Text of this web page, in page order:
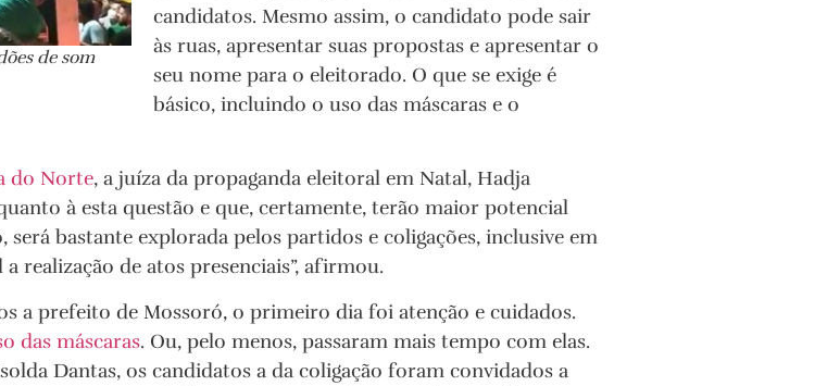
de som
candidatos. Mesmo assim, o candidato pode sair
às ruas, apresentar suas propostas e apresentar o
seu nome para o eleitorado. O que se exige é
básico, incluindo o uso das máscaras e o
do Norte, a juíza da propaganda eleitoral em Natal, Hadja
à esta questão e que, certamente, terão maior potencial
será bastante explorada pelos partidos e coligações, inclusive em
realização de atos presenciais”, afirmou.
a prefeito de Mossoró, o primeiro dia foi atenção e cuidados.
das máscaras. Ou, pelo menos, passaram mais tempo com elas.
Dantas, os candidatos a da coligação foram convidados a